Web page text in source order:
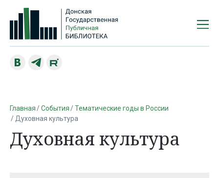
Главная События
Тематические годы в России
Духовная культура
Духовная культура